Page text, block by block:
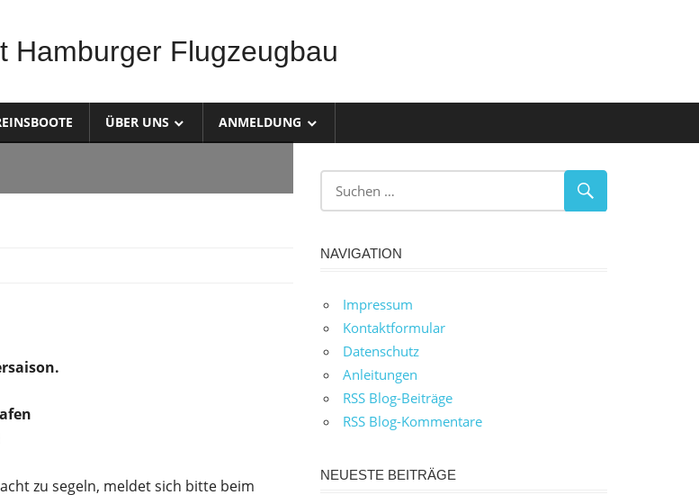
Hamburger Flugzeugbau
ÜBER UNS ANMELDUNG
zu segeln, meldet sich bitte beim
NAVIGATION
Impressum
Kontaktformular
Datenschutz
Anleitungen
RSS Blog-Beiträge
RSS Blog-Kommentare
NEUESTE BEITRÄGE